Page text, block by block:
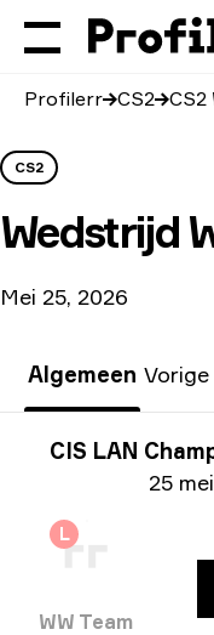
Profilerr CS2 CS2
CS2
Wedstrijd
Mei 25, 2026
Algemeen
Toernooi info
CIS LAN
Datum informatie25 mei
L
WW Team